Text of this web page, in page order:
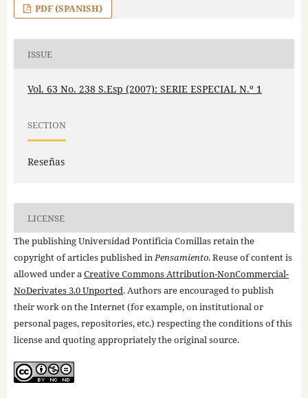
PDF (SPANISH)
ISSUE
Vol. 63 No. 238 S.Esp (2007): SERIE ESPECIAL N.º 1
SECTION
Reseñas
LICENSE
The publishing Universidad Pontificia Comillas retain the
copyright of articles published inPensamiento. Reuse of content is
allowed under aCreative Commons Attribution-NonCommercial-
NoDerivates 3.0 Unported. Authors are encouraged to publish
their work on the Internet (for example, on institutional or
personal pages, repositories, etc.) respecting the conditions of this
license and quoting appropriately the original source.